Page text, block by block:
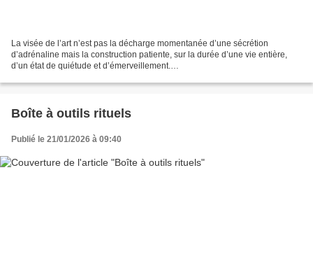
La visée de l’art n’est pas la décharge momentanée d’une sécrétion
d’adrénaline mais la construction patiente, sur la durée d’une vie entière,
d’un état de quiétude et d’émerveillement.
…………………………………………………………………………………………
Boîte à outils rituels
Publié le 21/01/2026 à 09:40